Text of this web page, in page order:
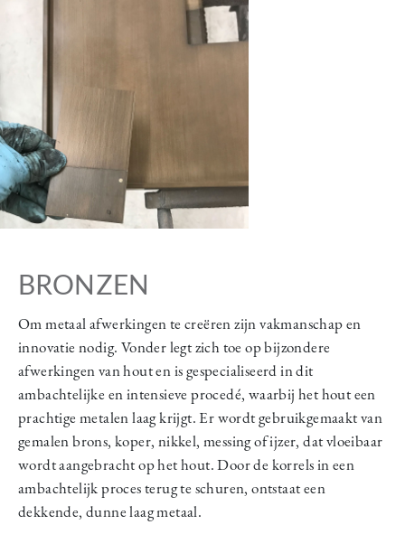
BRONZEN
Om metaal afwerkingen te creëren zijn vakmanschap en
innovatie nodig. Vonder legt zich toe op bijzondere
afwerkingen van hout en is gespecialiseerd in dit
ambachtelijke en intensieve procedé, waarbij het hout een
prachtige metalen laag krijgt. Er wordt gebruikgemaakt van
gemalen brons, koper, nikkel, messing of ijzer, dat vloeibaar
wordt aangebracht op het hout. Door de korrels in een
ambachtelijk proces terug te schuren, ontstaat een
dekkende, dunne laag metaal.